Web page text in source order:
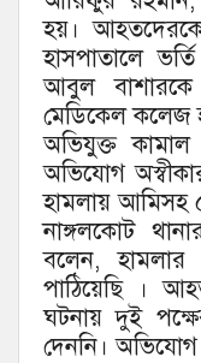
হয়।
হাসপাতালে
আবুল বাশারকে
মেডিকেল কলেজ
অভিযুক্ত
অভিযোগ
হামলায় আমিসহ
নাঙ্গলকোট
বলেন, হামলার
পাঠিয়েছি ।
ঘটনায় দুই
দেননি। অভিযোগ